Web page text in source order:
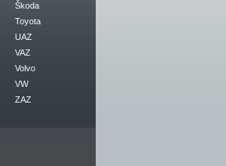
Škoda
Toyota
UAZ
VAZ
Volvo
VW
ZAZ